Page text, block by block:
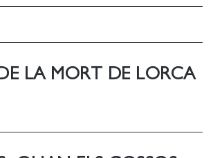
LA MORT DE LORCA